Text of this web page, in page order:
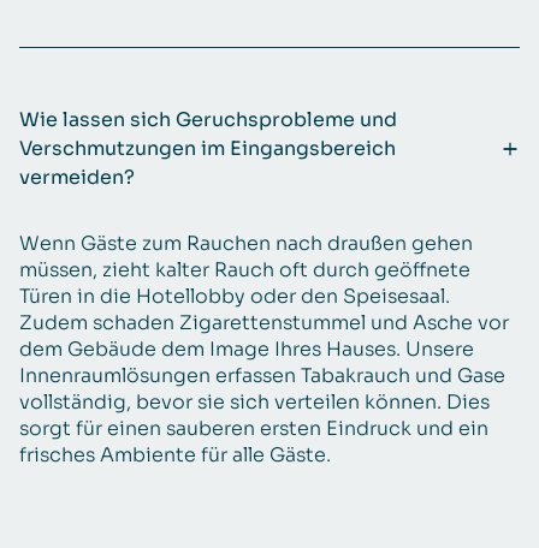
Wie lassen sich Geruchsprobleme und
Verschmutzungen im Eingangsbereich
vermeiden?
Wenn Gäste zum Rauchen nach draußen gehen
müssen, zieht kalter Rauch oft durch geöffnete
Türen in die Hotellobby oder den Speisesaal.
Zudem schaden Zigarettenstummel und Asche vor
dem Gebäude dem Image Ihres Hauses. Unsere
Innenraumlösungen erfassen Tabakrauch und Gase
vollständig, bevor sie sich verteilen können. Dies
sorgt für einen sauberen ersten Eindruck und ein
frisches Ambiente für alle Gäste.